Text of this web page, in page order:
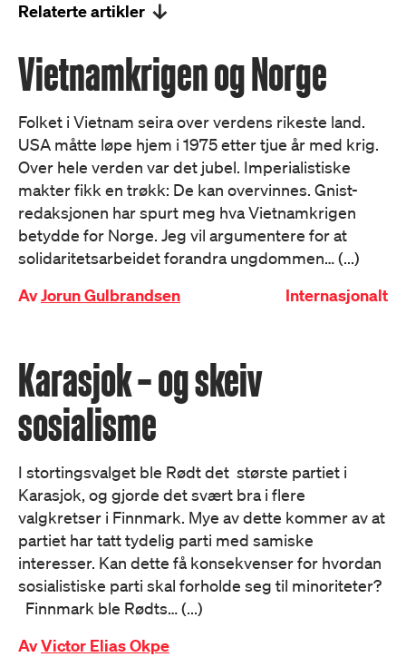
Relaterte artikler
Vietnamkrigen og Norge
Folket i Vietnam seira over verdens rikeste land.
USA måtte løpe hjem i 1975 etter tjue år med krig.
Over hele verden var det jubel. Imperialistiske
makter fikk en trøkk: De kan overvinnes. Gnist-
redaksjonen har spurt meg hva Vietnamkrigen
betydde for Norge. Jeg vil argumentere for at
solidaritetsarbeidet forandra ungdommen… (...)
AvJorun Gulbrandsen Internasjonalt
Karasjok – og skeiv
sosialisme
I stortingsvalget ble Rødt det største partiet i
Karasjok, og gjorde det svært bra i flere
valgkretser i Finnmark. Mye av dette kommer av at
partiet har tatt tydelig parti med samiske
interesser. Kan dette få konsekvenser for hvordan
sosialistiske parti skal forholde seg til minoriteter?
Finnmark ble Rødts… (...)
AvVictor Elias Okpe